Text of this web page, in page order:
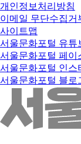
개인정보처리방침
이메일 무단수집거
사이트맵
서울문화포털 유튜
서울문화포털 페이
서울문화포털 인스
서울문화포털 블로